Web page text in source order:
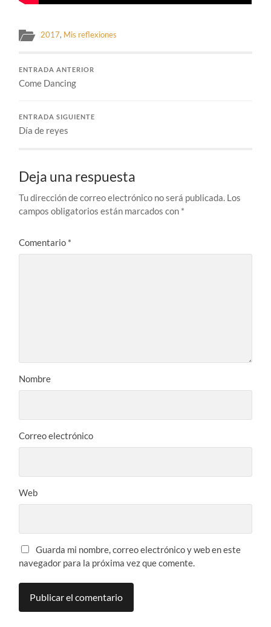
2017, Mis reflexiones
ENTRADA ANTERIOR
Come Dancing
ENTRADA SIGUIENTE
Día de reyes
Deja una respuesta
Tu dirección de correo electrónico no será publicada. Los
campos obligatorios están marcados con *
Comentario *
Nombre
Correo electrónico
Web
Guarda mi nombre, correo electrónico y web en este
navegador para la próxima vez que comente.